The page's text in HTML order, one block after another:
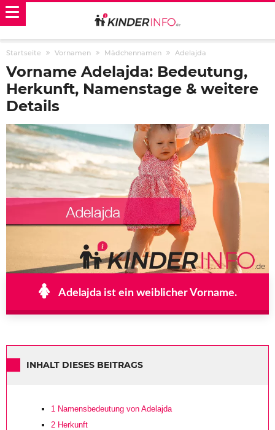
Startseite Vornamen Mädchennamen Adelajda
Vorname Adelajda: Bedeutung,
Herkunft, Namenstage & weitere
Details
Adelajda ist ein weiblicher Vorname.
INHALT DIESES BEITRAGS
1 Namensbedeutung von Adelajda
2 Herkunft